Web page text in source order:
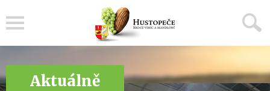
Aktuálně